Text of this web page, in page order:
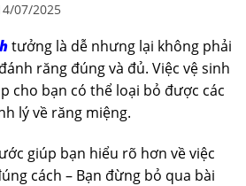
07/2025
tưởng là dễ nhưng lại không phải
răng đúng và đủ. Việc vệ sinh
cho bạn có thể loại bỏ được các
lý về răng miệng.
giúp bạn hiểu rõ hơn về việc
cách – Bạn đừng bỏ qua bài